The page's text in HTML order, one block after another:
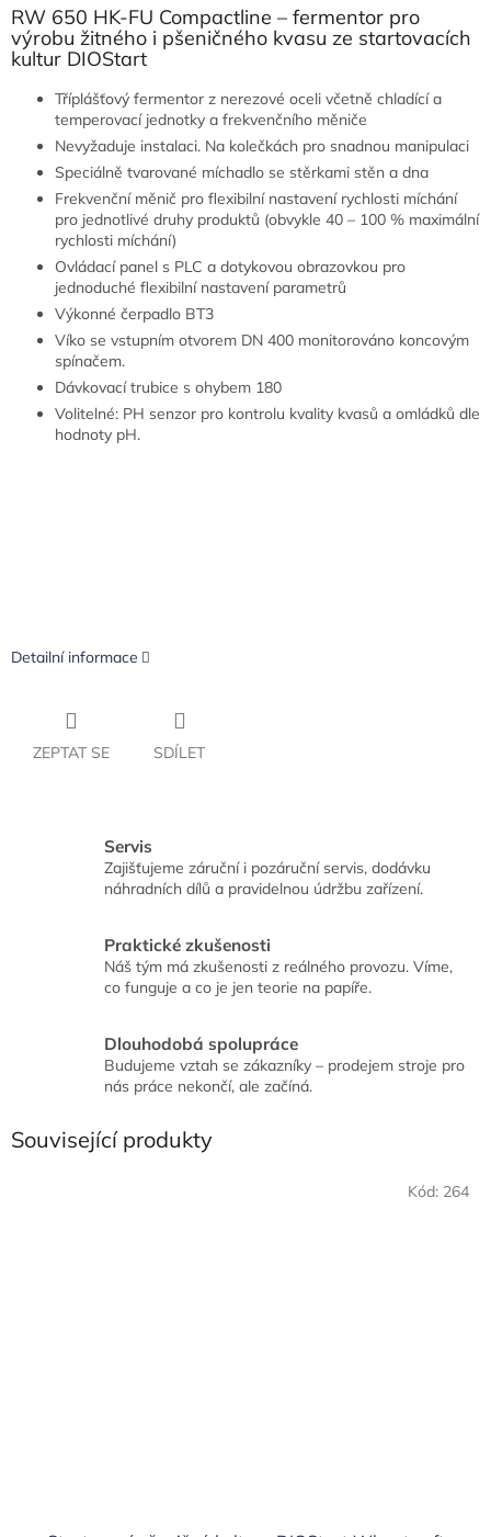
RW 650 HK-FU Compactline – fermentor pro
výrobu žitného i pšeničného kvasu ze startovacích
kultur DIOStart
Tříplášťový fermentor z nerezové oceli včetně chladící a
temperovací jednotky a frekvenčního měniče
Nevyžaduje instalaci. Na kolečkách pro snadnou manipulaci
Speciálně tvarované míchadlo se stěrkami stěn a dna
Frekvenční měnič pro flexibilní nastavení rychlosti míchání
pro jednotlivé druhy produktů (obvykle 40 – 100 % maximální
rychlosti míchání)
Ovládací panel s PLC a dotykovou obrazovkou pro
jednoduché flexibilní nastavení parametrů
Výkonné čerpadlo BT3
Víko se vstupním otvorem DN 400 monitorováno koncovým
spínačem.
Dávkovací trubice s ohybem 180
Volitelné: PH senzor pro kontrolu kvality kvasů a omládků dle
hodnoty pH.
Detailní informace
ZEPTAT SE SDÍLET
Servis
Zajišťujeme záruční i pozáruční servis, dodávku
náhradních dílů a pravidelnou údržbu zařízení.
Praktické zkušenosti
Náš tým má zkušenosti z reálného provozu. Víme,
co funguje a co je jen teorie na papíře.
Dlouhodobá spolupráce
Budujeme vztah se zákazníky – prodejem stroje pro
nás práce nekončí, ale začíná.
Související produkty
Kód: 264